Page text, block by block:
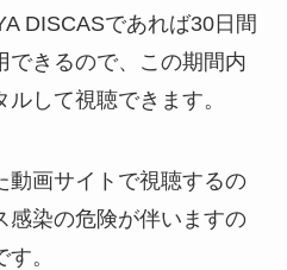
DISCASであれば30日間
できるので、この期間内
して視聴できます。
動画サイトで視聴するの
感染の危険が伴いますの
。